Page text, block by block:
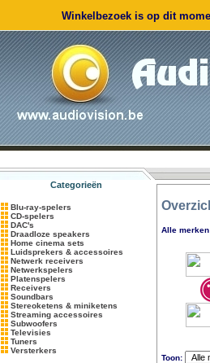
Winkelbezoek is op dit
Categorieën
Blu-ray-spelers
CD-spelers
DAC's
Draadloze speakers
Home cinema sets
Luidsprekers & accessoires
Netwerk receivers
Netwerkspelers
Platenspelers
Receivers
Soundbars
Stereoketens & miniketens
Streaming accessoires
Subwoofers
Televisies
Tuners
Versterkers
Alle merken
Toon: